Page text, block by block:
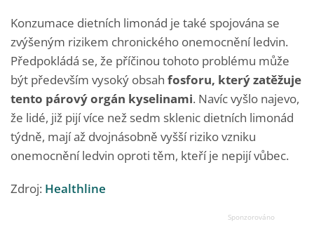
Konzumace dietních limonád je také spojována se
zvýšeným rizikem chronického onemocnění ledvin.
Předpokládá se, že příčinou tohoto problému může
být především vysoký obsah fosforu, který zatěžuje
tento párový orgán kyselinami. Navíc vyšlo najevo,
že lidé, již pijí více než sedm sklenic dietních limonád
týdně, mají až dvojnásobně vyšší riziko vzniku
onemocnění ledvin oproti těm, kteří je nepijí vůbec.
Zdroj: Healthline